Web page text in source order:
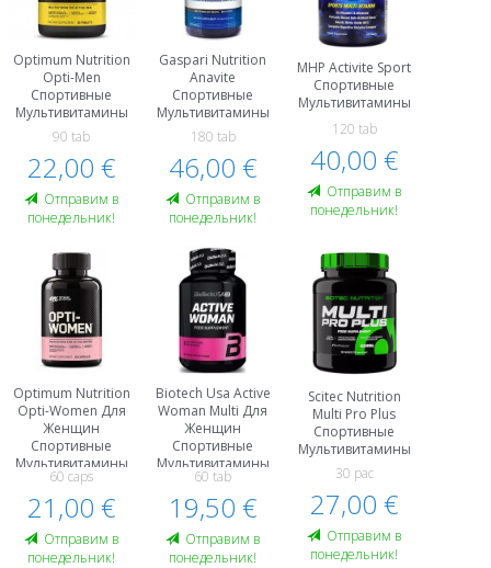
Optimum Nutrition
Opti-Men
Спортивные
Мультивитамины
90 tab
22,00 €
Oтправим в
понедельник!
Gaspari Nutrition
Anavite
Спортивные
Мультивитамины
180 tab
46,00 €
Oтправим в
понедельник!
MHP Activite Sport
Спортивные
Мультивитамины
120 tab
40,00 €
Oтправим в
понедельник!
Optimum Nutrition
Opti-Women Для
Женщин
Спортивные
Мультивитамины
60 caps
21,00 €
Oтправим в
понедельник!
Biotech Usa Active
Woman Multi Для
Женщин
Спортивные
Мультивитамины
60 tab
19,50 €
Oтправим в
понедельник!
Scitec Nutrition
Multi Pro Plus
Спортивные
Мультивитамины
30 pac
27,00 €
Oтправим в
понедельник!